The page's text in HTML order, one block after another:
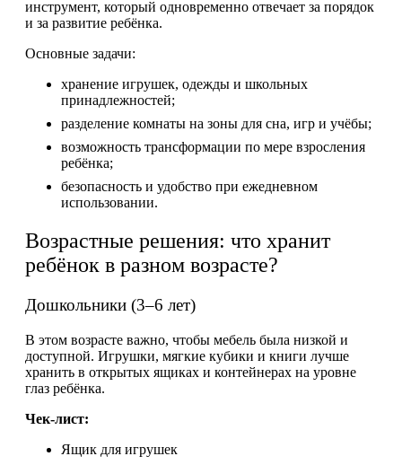
инструмент, который одновременно отвечает за порядок
и за развитие ребёнка.
Основные задачи:
хранение игрушек, одежды и школьных
принадлежностей;
разделение комнаты на зоны для сна, игр и учёбы;
возможность трансформации по мере взросления
ребёнка;
безопасность и удобство при ежедневном
использовании.
Возрастные решения: что хранит
ребёнок в разном возрасте?
Дошкольники (3–6 лет)
В этом возрасте важно, чтобы мебель была низкой и
доступной. Игрушки, мягкие кубики и книги лучше
хранить в открытых ящиках и контейнерах на уровне
глаз ребёнка.
Чек-лист:
Ящик для игрушек